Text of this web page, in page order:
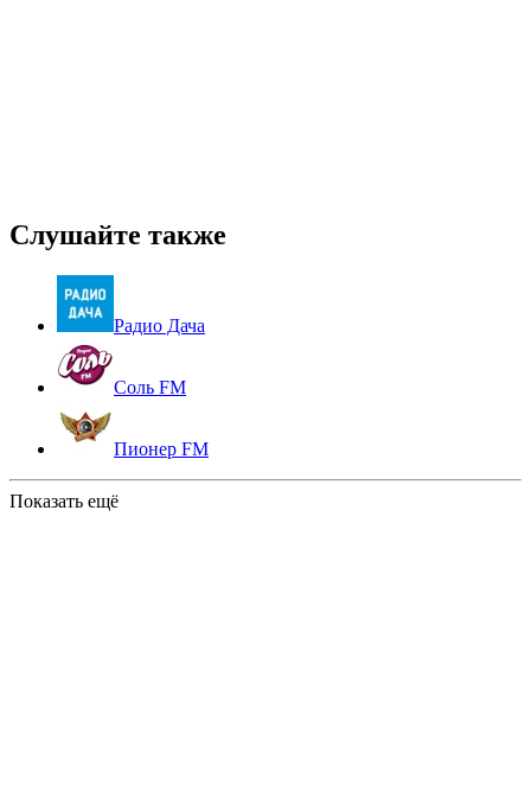
Слушайте также
Радио Дача
Соль FM
Пионер FM
Показать ещё